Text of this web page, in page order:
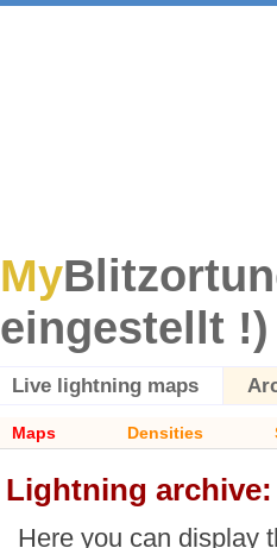
My
eingestellt !)
Live lightning maps
Maps Densities
Lightning
Here you can display